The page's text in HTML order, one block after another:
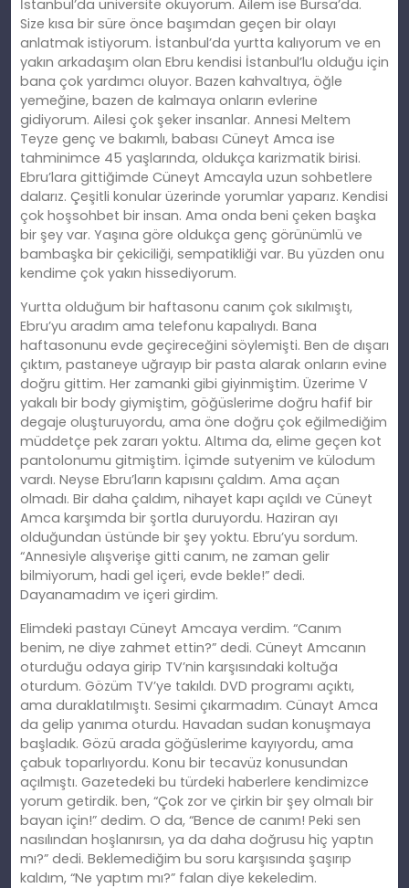
İstanbul’da üniversite okuyorum. Ailem ise Bursa’da.
Size kısa bir süre önce başımdan geçen bir olayı
anlatmak istiyorum. İstanbul’da yurtta kalıyorum ve en
yakın arkadaşım olan Ebru kendisi İstanbul’lu olduğu için
bana çok yardımcı oluyor. Bazen kahvaltıya, öğle
yemeğine, bazen de kalmaya onların evlerine
gidiyorum. Ailesi çok şeker insanlar. Annesi Meltem
Teyze genç ve bakımlı, babası Cüneyt Amca ise
tahminimce 45 yaşlarında, oldukça karizmatik birisi.
Ebru’lara gittiğimde Cüneyt Amcayla uzun sohbetlere
dalarız. Çeşitli konular üzerinde yorumlar yaparız. Kendisi
çok hoşsohbet bir insan. Ama onda beni çeken başka
bir şey var. Yaşına göre oldukça genç görünümlü ve
bambaşka bir çekiciliği, sempatikliği var. Bu yüzden onu
kendime çok yakın hissediyorum.
Yurtta olduğum bir haftasonu canım çok sıkılmıştı,
Ebru’yu aradım ama telefonu kapalıydı. Bana
haftasonunu evde geçireceğini söylemişti. Ben de dışarı
çıktım, pastaneye uğrayıp bir pasta alarak onların evine
doğru gittim. Her zamanki gibi giyinmiştim. Üzerime V
yakalı bir body giymiştim, göğüslerime doğru hafif bir
degaje oluşturuyordu, ama öne doğru çok eğilmediğim
müddetçe pek zararı yoktu. Altıma da, elime geçen kot
pantolonumu gitmiştim. İçimde sutyenim ve külodum
vardı. Neyse Ebru’ların kapısını çaldım. Ama açan
olmadı. Bir daha çaldım, nihayet kapı açıldı ve Cüneyt
Amca karşımda bir şortla duruyordu. Haziran ayı
olduğundan üstünde bir şey yoktu. Ebru’yu sordum.
“Annesiyle alışverişe gitti canım, ne zaman gelir
bilmiyorum, hadi gel içeri, evde bekle!” dedi.
Dayanamadım ve içeri girdim.
Elimdeki pastayı Cüneyt Amcaya verdim. “Canım
benim, ne diye zahmet ettin?” dedi. Cüneyt Amcanın
oturduğu odaya girip TV’nin karşısındaki koltuğa
oturdum. Gözüm TV’ye takıldı. DVD programı açıktı,
ama duraklatılmıştı. Sesimi çıkarmadım. Cünayt Amca
da gelip yanıma oturdu. Havadan sudan konuşmaya
başladık. Gözü arada göğüslerime kayıyordu, ama
çabuk toparlıyordu. Konu bir tecavüz konusundan
açılmıştı. Gazetedeki bu türdeki haberlere kendimizce
yorum getirdik. ben, “Çok zor ve çirkin bir şey olmalı bir
bayan için!” dedim. O da, “Bence de canım! Peki sen
nasılından hoşlanırsın, ya da daha doğrusu hiç yaptın
mı?” dedi. Beklemediğim bu soru karşısında şaşırıp
kaldım, “Ne yaptım mı?” falan diye kekeledim.